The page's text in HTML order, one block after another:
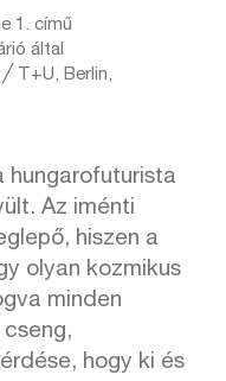
1. című
által
T+U, Berlin,
hungarofuturista
Az iménti
hiszen a
olyan kozmikus
minden
hogy ki és